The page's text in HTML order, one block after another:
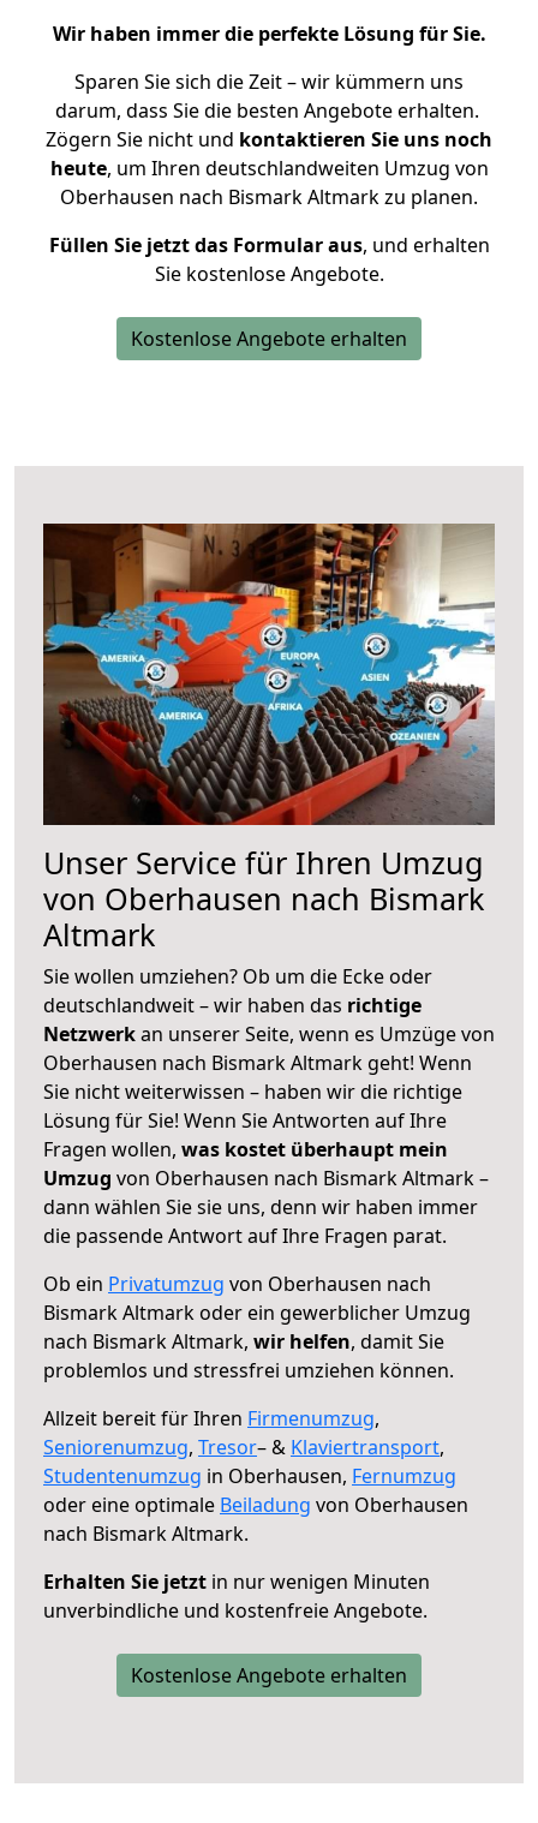
Wir haben immer die perfekte Lösung für Sie.
Sparen Sie sich die Zeit – wir kümmern uns
darum, dass Sie die besten Angebote erhalten.
Zögern Sie nicht und kontaktieren Sie uns noch
heute, um Ihren deutschlandweiten Umzug von
Oberhausen nach Bismark Altmark zu planen.
Füllen Sie jetzt das Formular aus, und erhalten
Sie kostenlose Angebote.
Kostenlose Angebote erhalten
Unser Service für Ihren Umzug
von Oberhausen nach Bismark
Altmark
Sie wollen umziehen? Ob um die Ecke oder
deutschlandweit – wir haben das richtige
Netzwerkan unserer Seite, wenn es Umzüge von
Oberhausen nach Bismark Altmark geht! Wenn
Sie nicht weiterwissen – haben wir die richtige
Lösung für Sie! Wenn Sie Antworten auf Ihre
Fragen wollen, was kostet überhaupt mein
Umzug von Oberhausen nach Bismark Altmark –
dann wählen Sie sie uns, denn wir haben immer
die passende Antwort auf Ihre Fragen parat.
Ob ein Privatumzug von Oberhausen nach
Bismark Altmark oder ein gewerblicher Umzug
nach Bismark Altmark, wir helfen, damit Sie
problemlos und stressfrei umziehen können.
Allzeit bereit für Ihren Firmenumzug,
Seniorenumzug, Tresor– & Klaviertransport,
Studentenumzug in Oberhausen, Fernumzug
oder eine optimale Beiladung von Oberhausen
nach Bismark Altmark.
Erhalten Sie jetzt in nur wenigen Minuten
unverbindliche und kostenfreie Angebote.
Kostenlose Angebote erhalten